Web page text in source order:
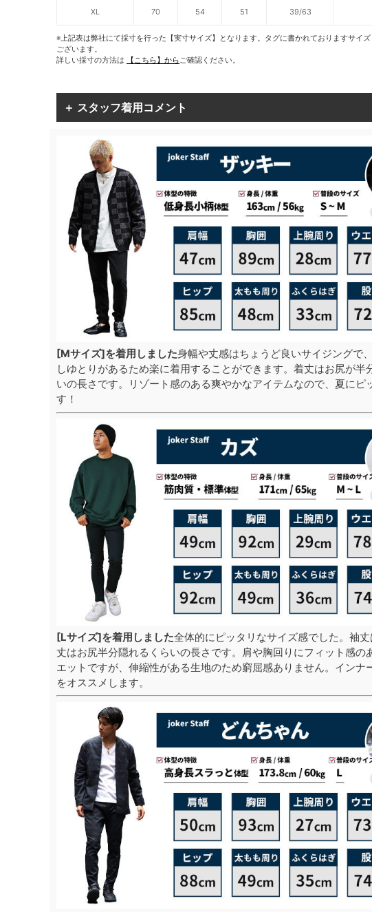
XL 70 54 51 39/63
※上記表は弊社にて採寸を行った【実寸サイズ】となります。タグに書かれておりますサイ
ございます。
詳しい採寸の方法は
【こちら】からご確認ください。
＋ スタッフ着用コメント
[Mサイズ]を着用しました身幅や丈感はちょうど良いサイジングで
しゆとりがあるため楽に着用することができます。着丈はお尻が半
いの長さです。リゾート感のある爽やかなアイテムなので、夏にピ
す！
[Lサイズ]を着用しました全体的にピッタリなサイズ感でした。袖
丈はお尻半分隠れるくらいの長さです。肩や胸回りにフィット感の
エットですが、伸縮性がある生地のため窮屈感ありません。インナ
をオススメします。